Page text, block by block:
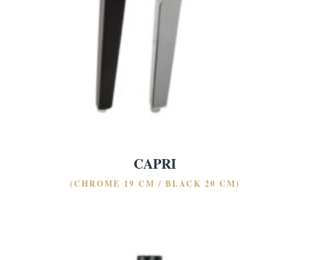
CAPRI
(CHROME 19 CM / BLACK 20 CM)